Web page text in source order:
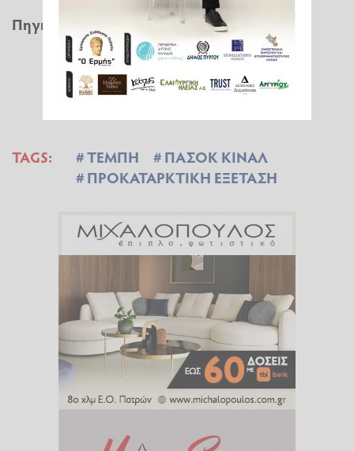
Πηγή:
Ethnos.gr
TAGS: ΤΕΜΠΗ
ΠΑΣΟΚ ΚΙΝΑΛ
ΠΡΟΚΑΤΑΡΚΤΙΚΗ ΕΞΕΤΑΣΗ